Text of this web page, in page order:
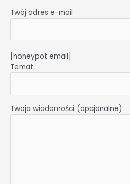
Twój adres e-mail
[honeypot email]
Temat
Twoja wiadomości (opcjonalne)